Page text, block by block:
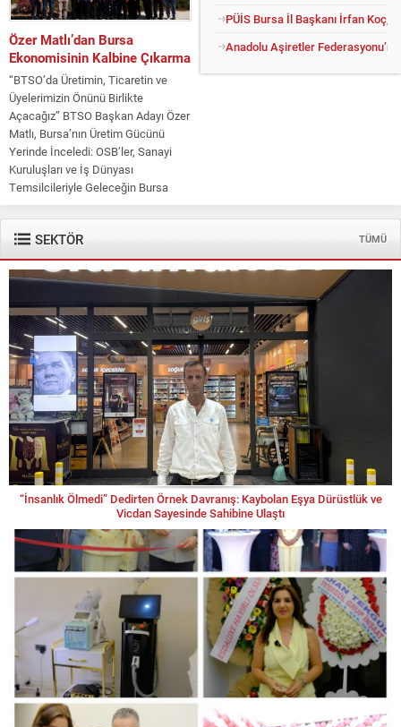
Özer Matlı’dan Bursa
Ekonomisinin Kalbine Çıkarma
“BTSO’da Üretimin, Ticaretin ve
Üyelerimizin Önünü Birlikte
Açacağız” BTSO Başkan Adayı Özer
Matlı, Bursa’nın Üretim Gücünü
Yerinde İnceledi: OSB’ler, Sanayi
Kuruluşları ve İş Dünyası
Temsilcileriyle Geleceğin Bursa
Ekonomisi Masaya Yatırıldı Bursa
Ticaret ve Sanayi Odası (BTSO)
Başkan Adayı Özer Matlı,...
PÜİS Bursa İl Başkanı İrfan Koç,
Anadolu Aşiretler
SEKTÖR TÜMÜ
“İnsanlık Ölmedi” Dedirten Örnek Davranış: Kaybolan Eşya Dürüstlük ve
Vicdan Sayesinde Sahibine Ulaştı